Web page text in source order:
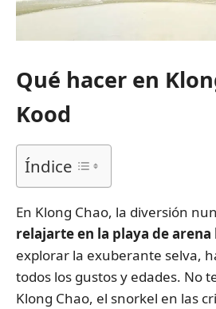
Qué hacer en
Kood
Índice
En Klong Chao, la diversión
relajarte en la playa de arena
explorar la exuberante selva,
todos los gustos y edades. No
Klong Chao, el snorkel en las